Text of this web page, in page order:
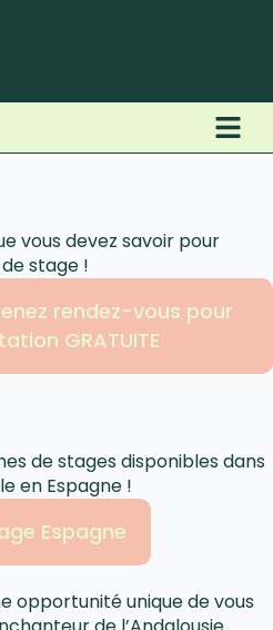
vous devez savoir pour
stage !
rendez-vous pour
GRATUITE
de stages disponibles dans
en Espagne !
Espagne
opportunité unique de vous